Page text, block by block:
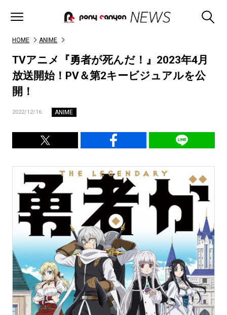
HOME ANIME
TVアニメ『勇者が死んだ！』2023年4月
放送開始！PV＆第2キービジュアルを公
開！
2022/12/16 ANIME